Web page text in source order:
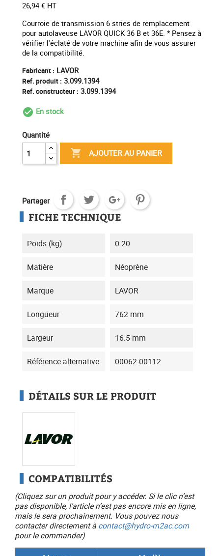
26,94 € HT
Courroie de transmission 6 stries de remplacement
pour autolaveuse LAVOR QUICK 36 B et 36E. * Pensez à
vérifier l'éclaté de votre machine afin de vous assurer
de la compatibilité.
Fabricant : LAVOR
Ref. produit : 3.099.1394
Ref. constructeur : 3.099.1394
check_circle_outline
En stock
Quantité
 AJOUTER AU PANIER
Partager
FICHE TECHNIQUE
Poids (kg) 0.20
Matière Néoprène
Marque LAVOR
Longueur 762 mm
Largeur 16.5 mm
Référence alternative 00062-00112
DÉTAILS SUR LE PRODUIT
COMPATIBILITÉS
(Cliquez sur un produit pour y accéder. Si le clic n’est
pas disponible, l’article n’est pas encore mis en ligne,
mais le sera prochainement. Vous pouvez nous
contacter directement à contact@hydro-m2ac.com
pour le commander)